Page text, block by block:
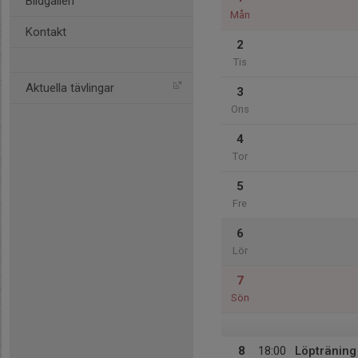
Kontakt
Aktuella tävlingar
Mån
2
Tis
3
Ons
4
Tor
5
Fre
6
Lör
7
Sön
8 18:00 Löpträning